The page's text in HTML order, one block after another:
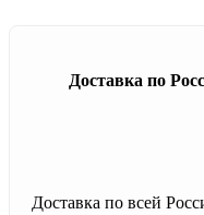
Доставка по
Доставка по всей